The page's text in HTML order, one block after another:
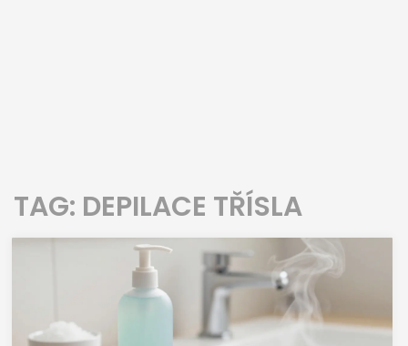
TAG: DEPILACE TŘÍSLA